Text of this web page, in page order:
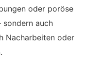
oder poröse
sondern auch
Nacharbeiten oder